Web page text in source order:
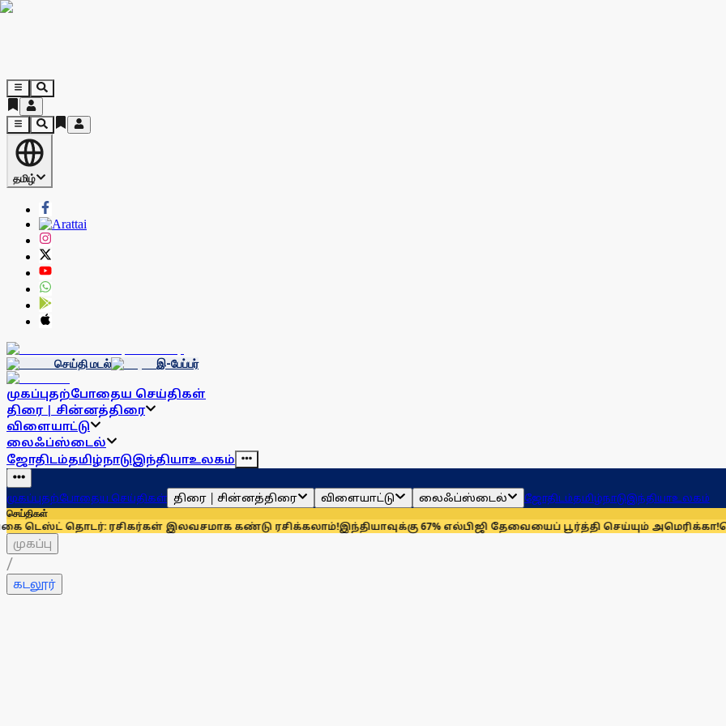
தமிழ்
செய்தி மடல் இ-பேப்பர்
முகப்புதற்போதைய செய்திகள்
திரை | சின்னத்திரை
விளையாட்டு
லைஃப்ஸ்டைல்
ஜோதிடம்தமிழ்நாடுஇந்தியாஉலகம்
முகப்புதற்போதைய செய்திகள் திரை | சின்னத்திரை விளையாட்டு லைஃப்ஸ்டைல் ஜோதிடம்தமிழ்நாடுஇந்தியாஉலகம்
செய்திகள்
ரசிகர்கள் இலவசமாக கண்டு ரசிக்கலாம்!இந்தியாவுக்கு 67% எல்பிஜி தேவையைப் பூர்த்தி செய்யும் அமெரிக்கா!செயின்ட்
முகப்பு
/
கடலூர்